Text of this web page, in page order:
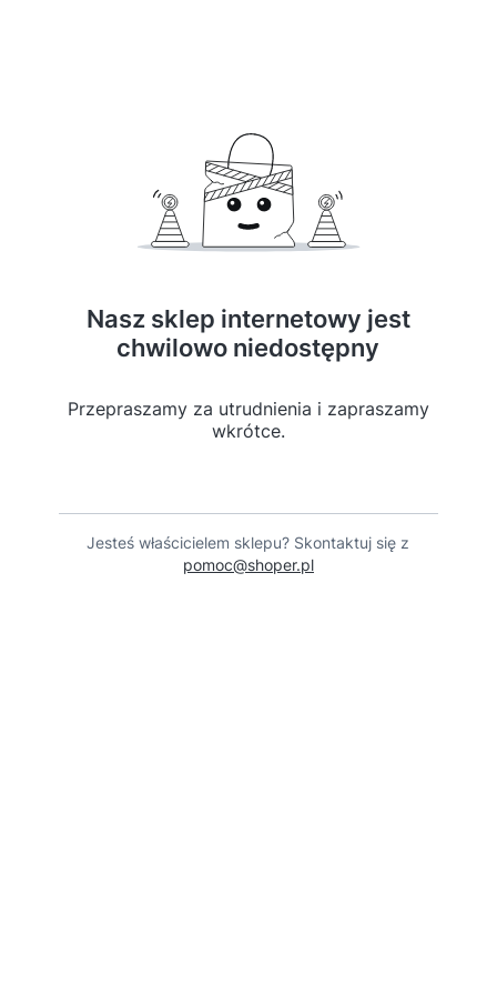
Nasz sklep internetowy jest
chwilowo niedostępny
Przepraszamy za utrudnienia i zapraszamy
wkrótce.
Jesteś właścicielem sklepu? Skontaktuj się z
pomoc@shoper.pl